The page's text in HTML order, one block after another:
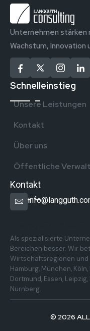
Unternehmen
Wachstum, Innovation
Schnelleinstieg
Unsere Leistungen
Kontakt
Über uns
Öffentliche
Kontakt
Als spezialisierte
Bereichen besser. Wir
Wirtschaftsregionen und
Hamburg, München,
Dortmund, Essen,
Nürnberg.
© 2026